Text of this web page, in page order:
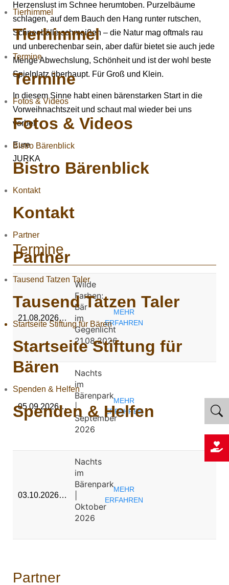
Tierhimmel
Tierhimmel
Termine
Termine
Fotos & Videos
Fotos & Videos
Bistro Bärenblick
Bistro Bärenblick
Kontakt
Kontakt
Partner
Partner
Tausend Tatzen Taler
Tausend Tatzen Taler
Startseite Stiftung für Bären
Startseite Stiftung für
Bären
Spenden & Helfen
Spenden & Helfen
Herzenslust im Schnee herumtoben. Purzelbäume
schlagen, auf dem Bauch den Hang runter rutschen,
Schneebälle schmeißen – die Natur mag oftmals rau
und unberechenbar sein, aber dafür bietet sie auch jede
Menge Abwechslung, Schönheit und ist der wohl beste
Spielplatz überhaupt. Für Groß und Klein.
In diesem Sinne habt einen bärenstarken Start in die
Vorweihnachtszeit und schaut mal wieder bei uns
vorbei!
Eure
JURKA
Termine
21.08.2026…
Wilde
Farben:
Bär
im
Gegenlicht
21.08.2026
MEHR
ERFAHREN
05.09.2026…
Nachts
im
Bärenpark
|
September
2026
MEHR
ERFAHREN
03.10.2026…
Nachts
im
Bärenpark
Oktober
2026
MEHR
ERFAHREN
Partner